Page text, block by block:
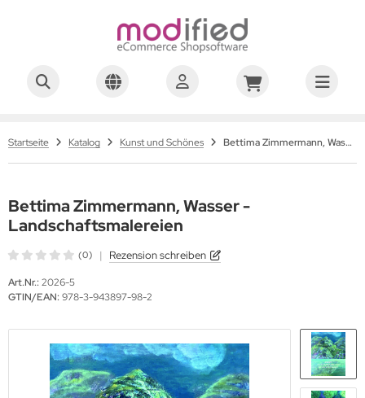
Startseite Katalog Kunst und Schönes Bettima Zimmermann, Wasser - Landschaftsmalereien
Bettima Zimmermann, Wasser -
Landschaftsmalereien
(0) | Rezension schreiben
Art.Nr.: 2026-5
GTIN/EAN: 978-3-943897-98-2